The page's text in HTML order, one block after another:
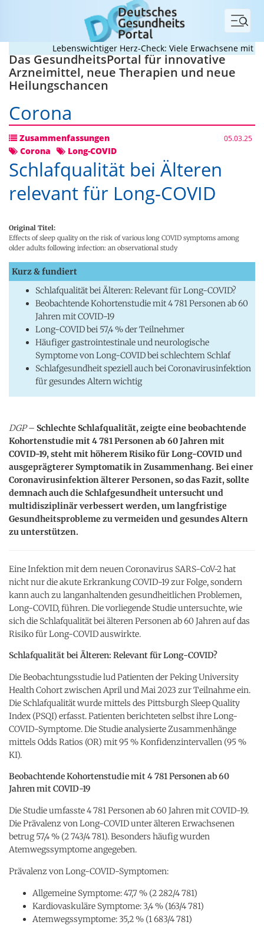
Menü
Lebenswichtiger Herz-Check: Viele Erwachsene mit
Das GesundheitsPortal für innovative
Arzneimittel, neue Therapien und neue
Heilungschancen
Corona
Zusammenfassungen 05.03.25
Corona Long-COVID
Schlafqualität bei Älteren
relevant für Long-COVID
Original Titel:
Effects of sleep quality on the risk of various long COVID symptoms among
older adults following infection: an observational study
Kurz & fundiert
Schlafqualität bei Älteren: Relevant für Long-COVID?
Beobachtende Kohortenstudie mit 4 781 Personen ab 60
Jahren mit COVID-19
Long-COVID bei 57,4 % der Teilnehmer
Häufiger gastrointestinale und neurologische
Symptome von Long-COVID bei schlechtem Schlaf
Schlafgesundheit speziell auch bei Coronavirusinfektion
für gesundes Altern wichtig
DGP– Schlechte Schlafqualität, zeigte eine beobachtende
Kohortenstudie mit 4 781 Personen ab 60 Jahren mit
COVID-19, steht mit höherem Risiko für Long-COVID und
ausgeprägterer Symptomatik in Zusammenhang. Bei einer
Coronavirusinfektion älterer Personen, so das Fazit, sollte
demnach auch die Schlafgesundheit untersucht und
multidisziplinär verbessert werden, um langfristige
Gesundheitsprobleme zu vermeiden und gesundes Altern
zu unterstützen.
Eine Infektion mit dem neuen Coronavirus SARS-CoV-2 hat
nicht nur die akute Erkrankung COVID-19 zur Folge, sondern
kann auch zu langanhaltenden gesundheitlichen Problemen,
Long-COVID, führen. Die vorliegende Studie untersuchte, wie
sich die Schlafqualität bei älteren Personen ab 60 Jahren auf das
Risiko für Long-COVID auswirkte.
Schlafqualität bei Älteren: Relevant für Long-COVID?
Die Beobachtungsstudie lud Patienten der Peking University
Health Cohort zwischen April und Mai 2023 zur Teilnahme ein.
Die Schlafqualität wurde mittels des Pittsburgh Sleep Quality
Index (PSQI) erfasst. Patienten berichteten selbst ihre Long-
COVID-Symptome. Die Studie analysierte Zusammenhänge
mittels Odds Ratios (OR) mit 95 % Konfidenzintervallen (95 %
KI).
Beobachtende Kohortenstudie mit 4 781 Personen ab 60
Jahren mit COVID-19
Die Studie umfasste 4 781 Personen ab 60 Jahren mit COVID-19.
Die Prävalenz von Long-COVID unter älteren Erwachsenen
betrug 57,4 % (2 743/4 781). Besonders häufig wurden
Atemwegssymptome angegeben.
Prävalenz von Long-COVID-Symptomen:
Allgemeine Symptome: 47,7 % (2 282/4 781)
Kardiovaskuläre Symptome: 3,4 % (163/4 781)
Atemwegssymptome: 35,2 % (1 683/4 781)